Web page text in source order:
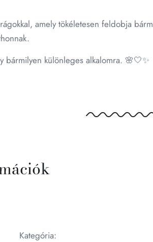
amely tökéletesen feldobja
bármilyen különleges alkalomra. 🌸🤍✨
Kategória: